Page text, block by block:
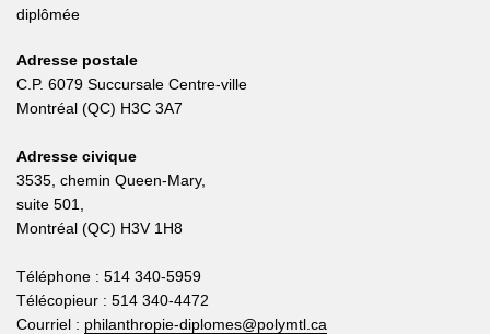
diplômée
Adresse postale
C.P. 6079 Succursale Centre-ville
Montréal (QC) H3C 3A7
Adresse civique
3535, chemin Queen-Mary,
suite 501,
Montréal (QC) H3V 1H8
Téléphone : 514 340-5959
Télécopieur : 514 340-4472
Courriel : philanthropie-diplomes@polymtl.ca